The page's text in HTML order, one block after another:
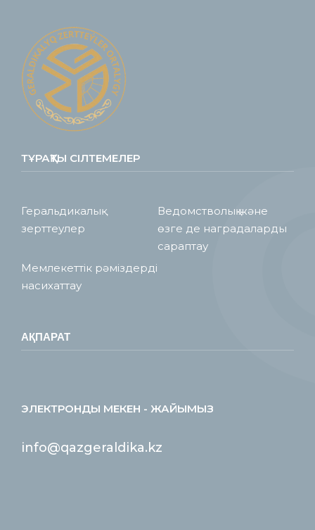
ТҰРАҚТЫ СІЛТЕМЕЛЕР
Геральдикалық
зерттеулер
Ведомстволық және
өзге де наградаларды
сараптау
Мемлекеттік рәміздерді
насихаттау
АҚПАРАТ
ЭЛЕКТРОНДЫ МЕКЕН - ЖАЙЫМЫЗ
info@qazgeraldika.kz